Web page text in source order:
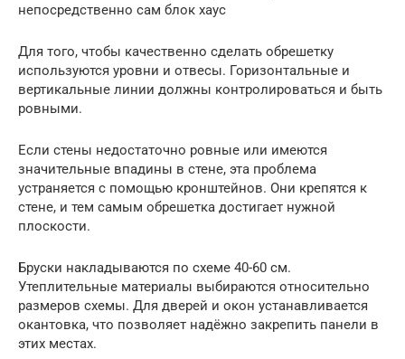
непосредственно сам блок хаус
Для того, чтобы качественно сделать обрешетку
используются уровни и отвесы. Горизонтальные и
вертикальные линии должны контролироваться и быть
ровными.
Если стены недостаточно ровные или имеются
значительные впадины в стене, эта проблема
устраняется с помощью кронштейнов. Они крепятся к
стене, и тем самым обрешетка достигает нужной
плоскости.
Бруски накладываются по схеме 40-60 см.
Утеплительные материалы выбираются относительно
размеров схемы. Для дверей и окон устанавливается
окантовка, что позволяет надёжно закрепить панели в
этих местах.